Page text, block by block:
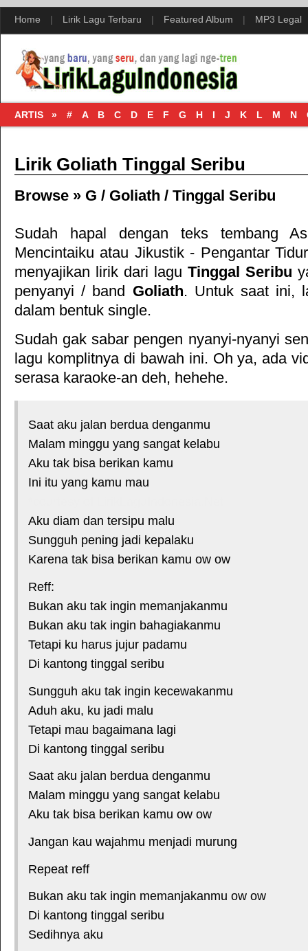
Home | Lirik Lagu Terbaru | Featured Album | MP3 Legal
ARTIS » # A B C D E F G H I J K L M N
Lirik Goliath Tinggal Seribu
Browse » G / Goliath / Tinggal Seribu
Sudah hapal dengan teks tembang
Mencintaiku atau Jikustik - Pengantar Tidur
menyajikan lirik dari lagu Tinggal Seribu
penyanyi / band Goliath. Untuk saat ini,
dalam bentuk single.
Sudah gak sabar pengen nyanyi-nyanyi
lagu komplitnya di bawah ini. Oh ya, ada
serasa karaoke-an deh, hehehe.
Saat aku jalan berdua denganmu
Malam minggu yang sangat kelabu
Aku tak bisa berikan kamu
Ini itu yang kamu mau
Aku diam dan tersipu malu
Sungguh pening jadi kepalaku
Karena tak bisa berikan kamu ow ow
Reff:
Bukan aku tak ingin memanjakanmu
Bukan aku tak ingin bahagiakanmu
Tetapi ku harus jujur padamu
Di kantong tinggal seribu
Sungguh aku tak ingin kecewakanmu
Aduh aku, ku jadi malu
Tetapi mau bagaimana lagi
Di kantong tinggal seribu
Saat aku jalan berdua denganmu
Malam minggu yang sangat kelabu
Aku tak bisa berikan kamu ow ow
Jangan kau wajahmu menjadi murung
Repeat reff
Bukan aku tak ingin memanjakanmu ow ow
Di kantong tinggal seribu
Sedihnya aku